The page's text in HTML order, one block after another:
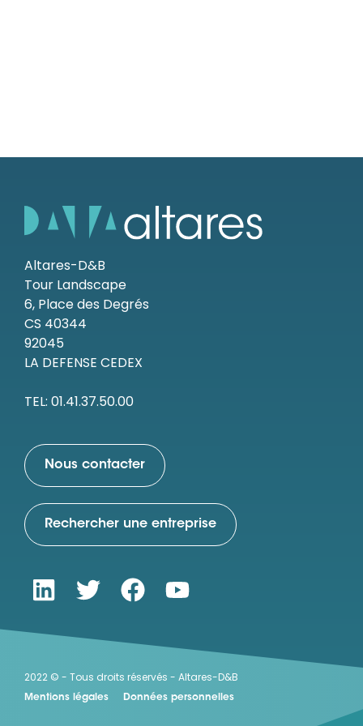
Altares-D&B
Tour Landscape
6, Place des Degrés
CS 40344
92045
LA DEFENSE CEDEX
TEL: 01.41.37.50.00
Nous contacter
Rechercher une entreprise
2022 © - Tous droits réservés - Altares-D&B
Mentions légales Données personnelles